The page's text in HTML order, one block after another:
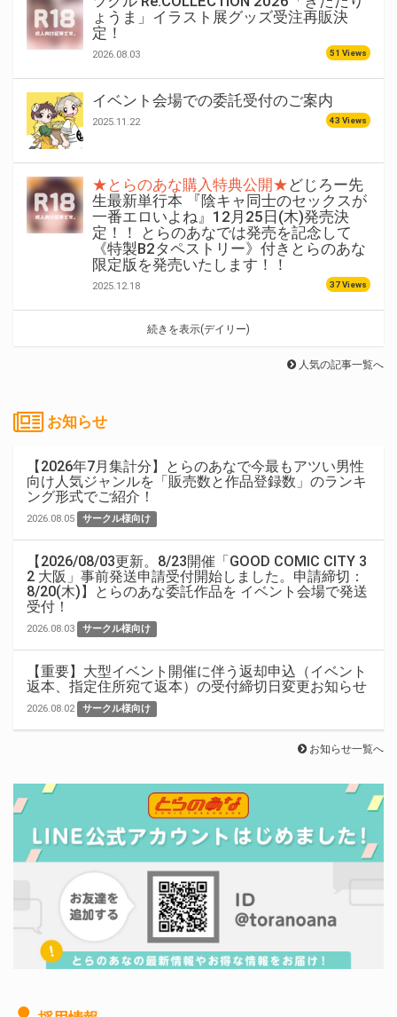
ょうま」イラスト展グッズ受注再販決
定！
2026.08.03 51 Views
イベント会場での委託受付のご案内
2025.11.22 43 Views
★とらのあな購入特典公開★どじろー先
生最新単行本 『陰キャ同士のセックスが
一番エロいよね』12月25日(木)発売決
定！！ とらのあなでは発売を記念して
《特製B2タペストリー》付きとらのあな
限定版を発売いたします！！
2025.12.18 37 Views
続きを表示(デイリー)
人気の記事一覧へ
お知らせ
【2026年7月集計分】とらのあなで今最もアツい男性
向け人気ジャンルを「販売数と作品登録数」のランキ
ング形式でご紹介！
2026.08.05 サークル様向け
【2026/08/03更新。8/23開催「GOOD COMIC CITY 3
2 大阪」事前発送申請受付開始しました。申請締切：
8/20(木)】とらのあな委託作品を イベント会場で発送
受付！
2026.08.03 サークル様向け
【重要】大型イベント開催に伴う返却申込（イベント
返本、指定住所宛て返本）の受付締切日変更お知らせ
2026.08.02 サークル様向け
お知らせ一覧へ